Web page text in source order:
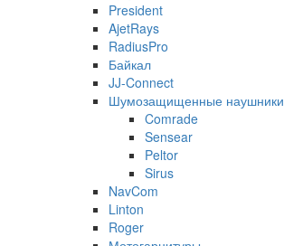
President
AjetRays
RadiusPro
Байкал
JJ-Connect
Шумозащищенные наушники
Comrade
Sensear
Peltor
Sirus
NavCom
Linton
Roger